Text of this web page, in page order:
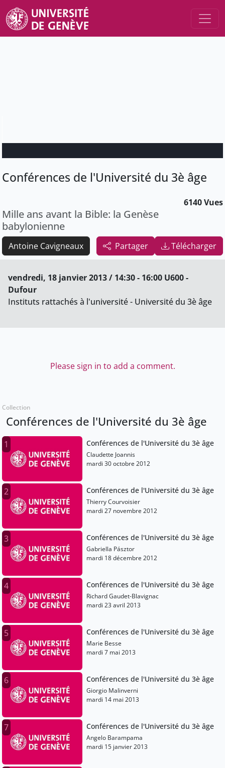
Conférences de l'Université du 3è âge
6140 Vues
Mille ans avant la Bible: la Genèse
babylonienne
Partager Télécharger
Antoine Cavigneaux
vendredi, 18 janvier 2013 / 14:30 - 16:00 U600 -
Dufour
Instituts rattachés à l'université - Université du 3è âge
Please sign in to add a comment.
Collection
Conférences de l'Université du 3è âge
1 Conférences de l'Université du 3è âge
Claudette Joannis
mardi 30 octobre 2012
2 Conférences de l'Université du 3è âge
Thierry Courvoisier
mardi 27 novembre 2012
3 Conférences de l'Université du 3è âge
Gabriella Pásztor
mardi 18 décembre 2012
4 Conférences de l'Université du 3è âge
Richard Gaudet-Blavignac
mardi 23 avril 2013
5 Conférences de l'Université du 3è âge
Marie Besse
mardi 7 mai 2013
6 Conférences de l'Université du 3è âge
Giorgio Malinverni
mardi 14 mai 2013
7 Conférences de l'Université du 3è âge
Angelo Barampama
mardi 15 janvier 2013